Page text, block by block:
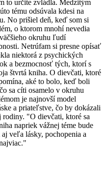
to určite zvládla. Medzitým
tému odsúvala kdesi na
No prišiel deň, keď som si
o ktorom mnohí nevedia
okruhu ľudí
Netrúfam si presne opísať
niektorá z psychických
a bezmocnosť tých, ktorí s
štvrtá kniha. O dievčati, ktoré
aké to bolo, keď boli
sa cíti osamelo v okruhu
je najnovší model
a priateľstve, čo by dokázali
"O dievčati, ktoré sa
napriek vážnej téme bude
veľa lásky, pochopenia a